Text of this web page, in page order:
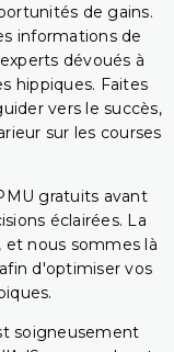
de gains.
informations de
dévoués à
hippiques. Faites
vers le succès,
sur les courses
gratuits avant
éclairées. La
et nous sommes là
d'optimiser vos
soigneusement